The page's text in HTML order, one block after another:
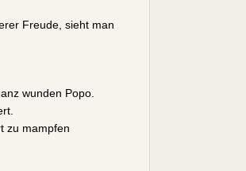
Freude, sieht man
wunden Popo.
zu mampfen